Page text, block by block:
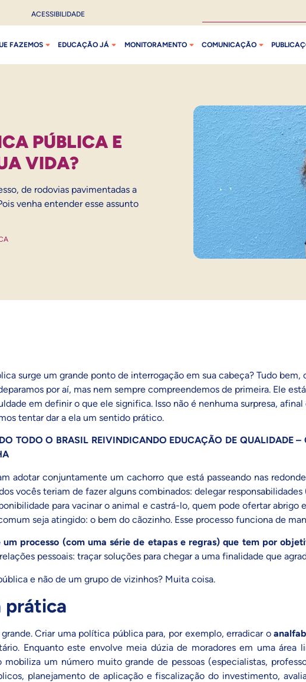
ACESSIBILIDADE
FAZEMOS EDUCAÇÃO JÁ MONITORAMENTO COMUNICAÇÃO
PÚBLICA E
VIDA?
de rodovias pavimentadas a
venha entender esse assunto
surge um grande ponto de interrogação em sua cabeça? Tudo bem,
por aí, mas nem sempre compreendemos de primeira. Ele
em definir o que ele significa. Isso não é nenhuma surpresa,
tentar dar a ela um sentido prático.
TODO O BRASIL REIVINDICANDO EDUCAÇÃO DE QUALIDADE
adotar conjuntamente um cachorro que está passeando nas
vocês teriam de fazer alguns combinados: delegar
para vacinar o animal e castrá-lo, quem pode ofertar abrigo
seja atingido: o bem do cãozinho. Esse processo funciona de
processo (com uma série de etapas e regras) que tem por
pessoais: traçar soluções para chegar a uma finalidade que
e não de um grupo de vizinhos? Muita coisa.
prática
Criar uma política pública para, por exemplo, erradicar o
Enquanto este envolve meia dúzia de moradores em uma área
um número muito grande de pessoas (especialistas,
planejamento de aplicação e fiscalização do investimento,